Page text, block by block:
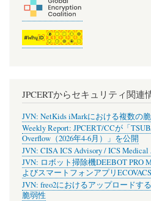
JPCERTからセキュリティ関連
JVN: NetKids iMarkにおける複数の
Weekly Report: JPCERT/CCが「
Overflow（2026年4-6月）」を公開
JVN: CISA ICS Advisory / ICS Medical
JVN: ロボット掃除機DEEBOT PRO
よびスマートフォンアプリ
JVN: freo2におけるアップロードす
脆弱性